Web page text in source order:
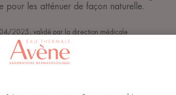
pour les atténuer de façon naturelle.
2025 , validé par la direction médicale
défauts grâce au maquillage